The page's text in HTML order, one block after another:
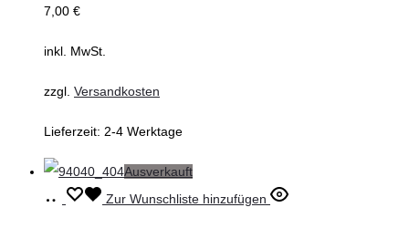
der
werden
7,00 €
inkl. MwSt.
zzgl. Versandkosten
Lieferzeit: 2-4 Werktage
Ausverkauft
Ausführung
Dieses Zur Wunschliste hinzufügen